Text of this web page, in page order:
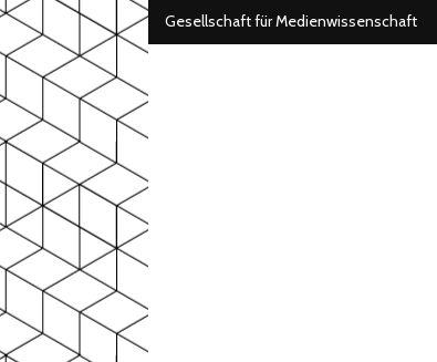
Gesellschaft für Medienwissenschaft